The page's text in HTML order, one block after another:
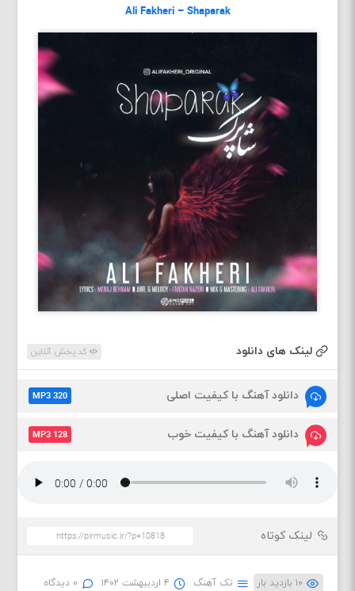
Ali Fakheri – Shaparak
لینک های دانلود کد پخش آنلاین
دانلود آهنگ با کیفیت اصلی MP3 320
دانلود آهنگ با کیفیت خوب MP3 128
لینک کوتاه
۱۰ بازدید بار تک آهنگ ۴ اردیبهشت ۱۴۰۲ ۰ دیدگاه